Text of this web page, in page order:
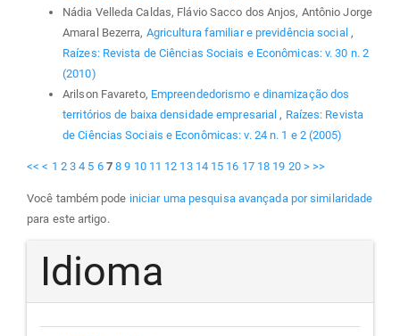
Nádia Velleda Caldas, Flávio Sacco dos Anjos, Antônio Jorge
Amaral Bezerra, Agricultura familiar e previdência social ,
Raízes: Revista de Ciências Sociais e Econômicas: v. 30 n. 2
(2010)
Arilson Favareto, Empreendedorismo e dinamização dos
territórios de baixa densidade empresarial, Raízes: Revista
de Ciências Sociais e Econômicas: v. 24 n. 1 e 2 (2005)
<< < 1 2 3 4 5 6 7 8 9 10 11 12 13 14 15 16 17 18 19 20 > >>
Você também pode iniciar uma pesquisa avançada por similaridade
para este artigo.
Idioma